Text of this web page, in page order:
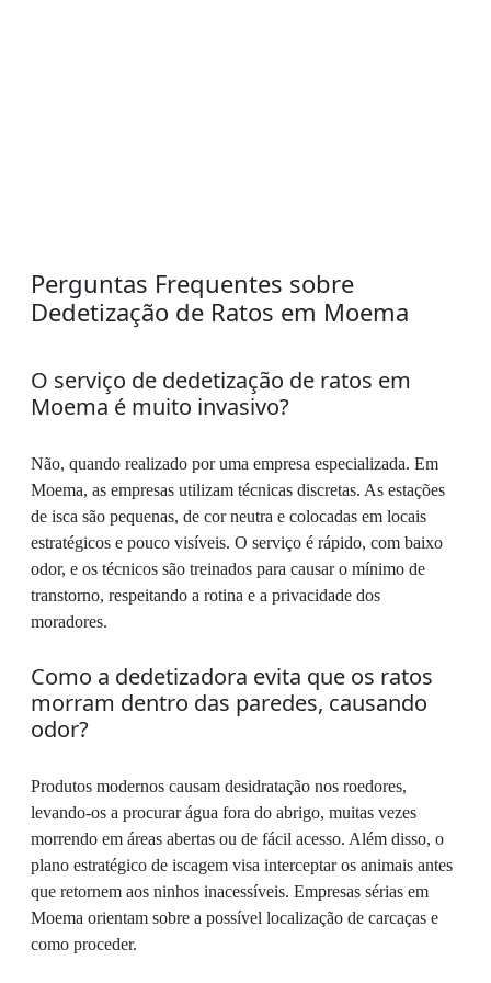
Perguntas Frequentes sobre
Dedetização de Ratos em Moema
O serviço de dedetização de ratos em
Moema é muito invasivo?
Não, quando realizado por uma empresa especializada. Em
Moema, as empresas utilizam técnicas discretas. As estações
de isca são pequenas, de cor neutra e colocadas em locais
estratégicos e pouco visíveis. O serviço é rápido, com baixo
odor, e os técnicos são treinados para causar o mínimo de
transtorno, respeitando a rotina e a privacidade dos
moradores.
Como a dedetizadora evita que os ratos
morram dentro das paredes, causando
odor?
Produtos modernos causam desidratação nos roedores,
levando-os a procurar água fora do abrigo, muitas vezes
morrendo em áreas abertas ou de fácil acesso. Além disso, o
plano estratégico de iscagem visa interceptar os animais antes
que retornem aos ninhos inacessíveis. Empresas sérias em
Moema orientam sobre a possível localização de carcaças e
como proceder.